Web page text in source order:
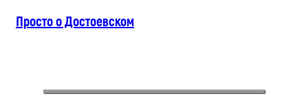
Просто о Достоевском